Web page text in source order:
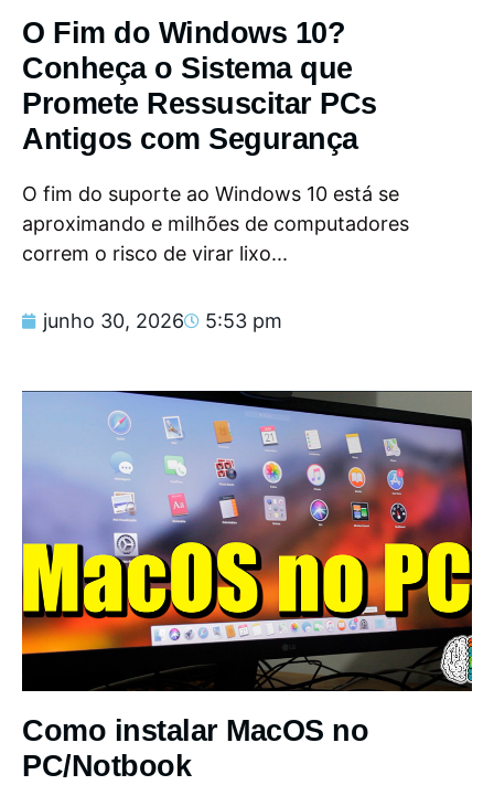
O Fim do Windows 10?
Conheça o Sistema que
Promete Ressuscitar PCs
Antigos com Segurança
O fim do suporte ao Windows 10 está se
aproximando e milhões de computadores
correm o risco de virar lixo...
junho 30, 2026 5:53 pm
Como instalar MacOS no
PC/Notbook